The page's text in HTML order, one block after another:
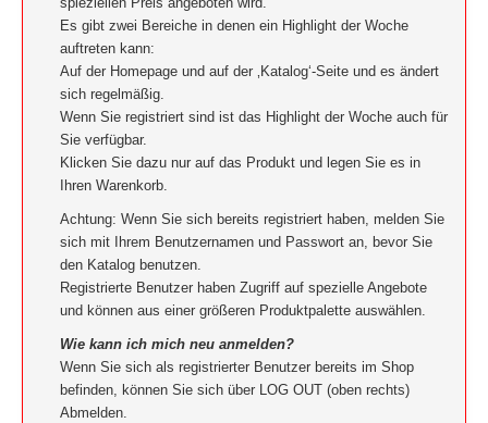
Es gibt zwei Bereiche in denen ein Highlight der Woche
auftreten kann:
Auf der Homepage und auf der ‚Katalog‘-Seite und es ändert
sich regelmäßig.
Wenn Sie registriert sind ist das Highlight der Woche auch für
Sie verfügbar.
Klicken Sie dazu nur auf das Produkt und legen Sie es in
Ihren Warenkorb.
Achtung: Wenn Sie sich bereits registriert haben, melden Sie
sich mit Ihrem Benutzernamen und Passwort an, bevor Sie
den Katalog benutzen.
Registrierte Benutzer haben Zugriff auf spezielle Angebote
und können aus einer größeren Produktpalette auswählen.
Wie kann ich mich neu anmelden?
Wenn Sie sich als registrierter Benutzer bereits im Shop
befinden, können Sie sich über LOG OUT (oben rechts)
Abmelden.